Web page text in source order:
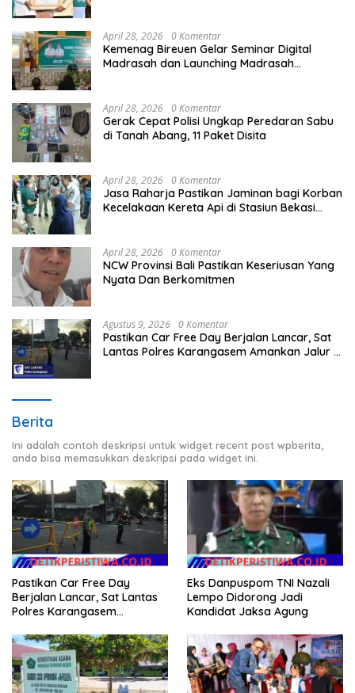
April 28, 2026 0 Komentar
Kemenag Bireuen Gelar Seminar Digital
Madrasah dan Launching Madrasah
April 28, 2026 0 Komentar
Gerak Cepat Polisi Ungkap Peredaran Sabu
di Tanah Abang, 11 Paket Disita
April 28, 2026 0 Komentar
Jasa Raharja Pastikan Jaminan bagi Korban
Kecelakaan Kereta Api di Stasiun Bekasi
April 28, 2026 0 Komentar
NCW Provinsi Bali Pastikan Keseriusan Yang
Nyata Dan Berkomitmen
Agustus 9, 2026 0 Komentar
Pastikan Car Free Day Berjalan Lancar, Sat
Lantas Polres Karangasem Amankan Jalur
Berita
Ini adalah contoh deskripsi untuk widget recent post wpberita,
anda bisa memasukkan deskripsi pada widget ini.
Pastikan Car Free Day
Berjalan Lancar, Sat Lantas
Polres Karangasem
Veteran
Eks Danpuspom TNI Nazali
Lempo Didorong Jadi
Kandidat Jaksa Agung